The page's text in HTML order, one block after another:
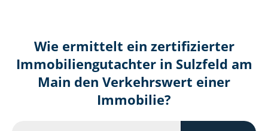
Wie ermittelt ein zertifizierter
Immobilien­gutachter in Sulzfeld am
Main den Verkehrswert einer
Immobilie?